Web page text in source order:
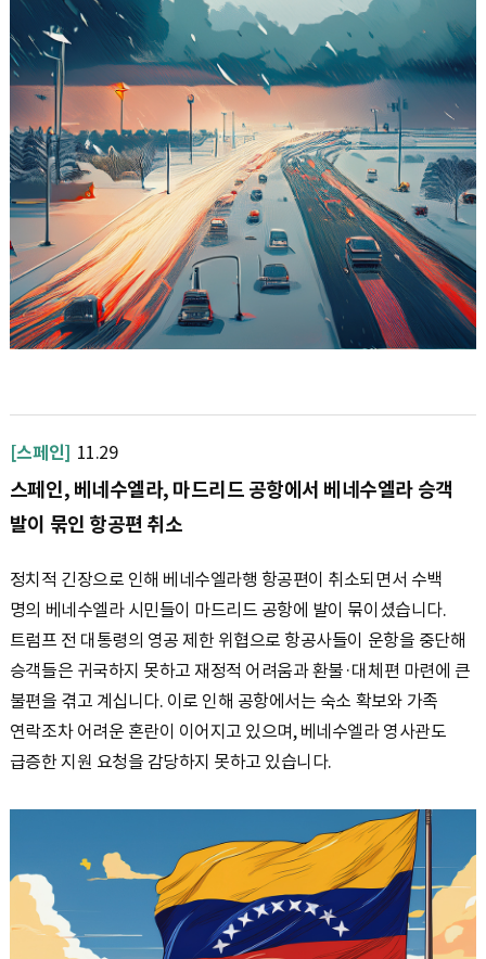
[스페인] 11.29
스페인, 베네수엘라, 마드리드 공항에서 베네수엘라 승객
발이 묶인 항공편 취소
정치적 긴장으로 인해 베네수엘라행 항공편이 취소되면서 수백
명의 베네수엘라 시민들이 마드리드 공항에 발이 묶이셨습니다.
트럼프 전 대통령의 영공 제한 위협으로 항공사들이 운항을 중단해
승객들은 귀국하지 못하고 재정적 어려움과 환불·대체편 마련에 큰
불편을 겪고 계십니다. 이로 인해 공항에서는 숙소 확보와 가족
연락조차 어려운 혼란이 이어지고 있으며, 베네수엘라 영사관도
급증한 지원 요청을 감당하지 못하고 있습니다.